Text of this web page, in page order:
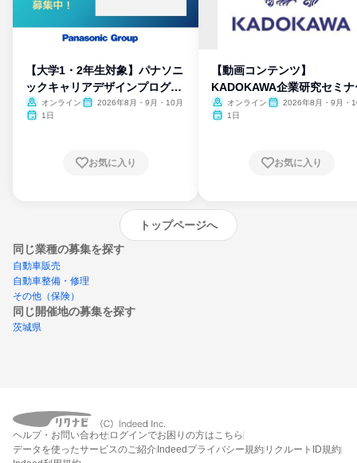
【大学1・2年生対象】パナソニ
ックキャリアデザインプログラ
ム
オンライン
2026年8月・9月・10月
1日
お気に入り
【動画コンテンツ】
KADOKAWA企業研究セミナ
オンライン
2026年8月・9月・
1日
お気に入り
トップページへ
同じ業種の募集を探す
自動車販売
自動車整備・修理
その他（保険）
同じ開催地の募集を探す
茨城県
エントリーするとプログラムの詳細案内を
受け取れるようになります
ヘルプ・お問い合わせ ログインでお困りの方はこちら
データを使ったサービスのご紹介 Indeedプライバシー規約 リクルートID規約